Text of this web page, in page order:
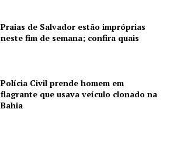
Praias de Salvador estão impróprias
neste fim de semana; confira quais
Polícia Civil prende homem em
flagrante que usava veículo clonado na
Bahia